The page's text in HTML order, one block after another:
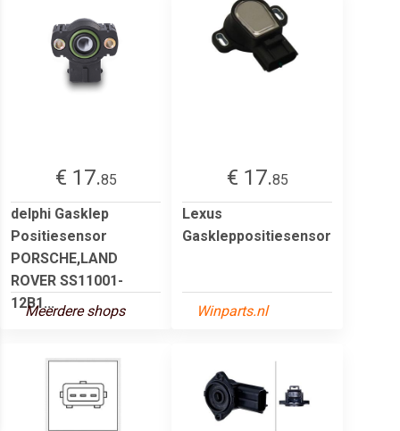
€ 17.85
delphi Gasklep
Positiesensor
PORSCHE,LAND
ROVER SS11001-
12B1...
Meerdere shops
€ 17.85
Lexus
Gaskleppositiesensor
Winparts.nl